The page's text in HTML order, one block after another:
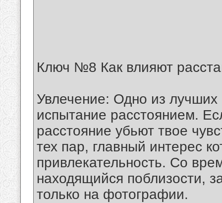
Ключ №8 Как влияют
Увлечение: Одно из
испытание расстоянием.
расстояние убьют твое
тех пар, главный интерес
привлекательность. Со
находящийся поблизости,
только на фотографии.